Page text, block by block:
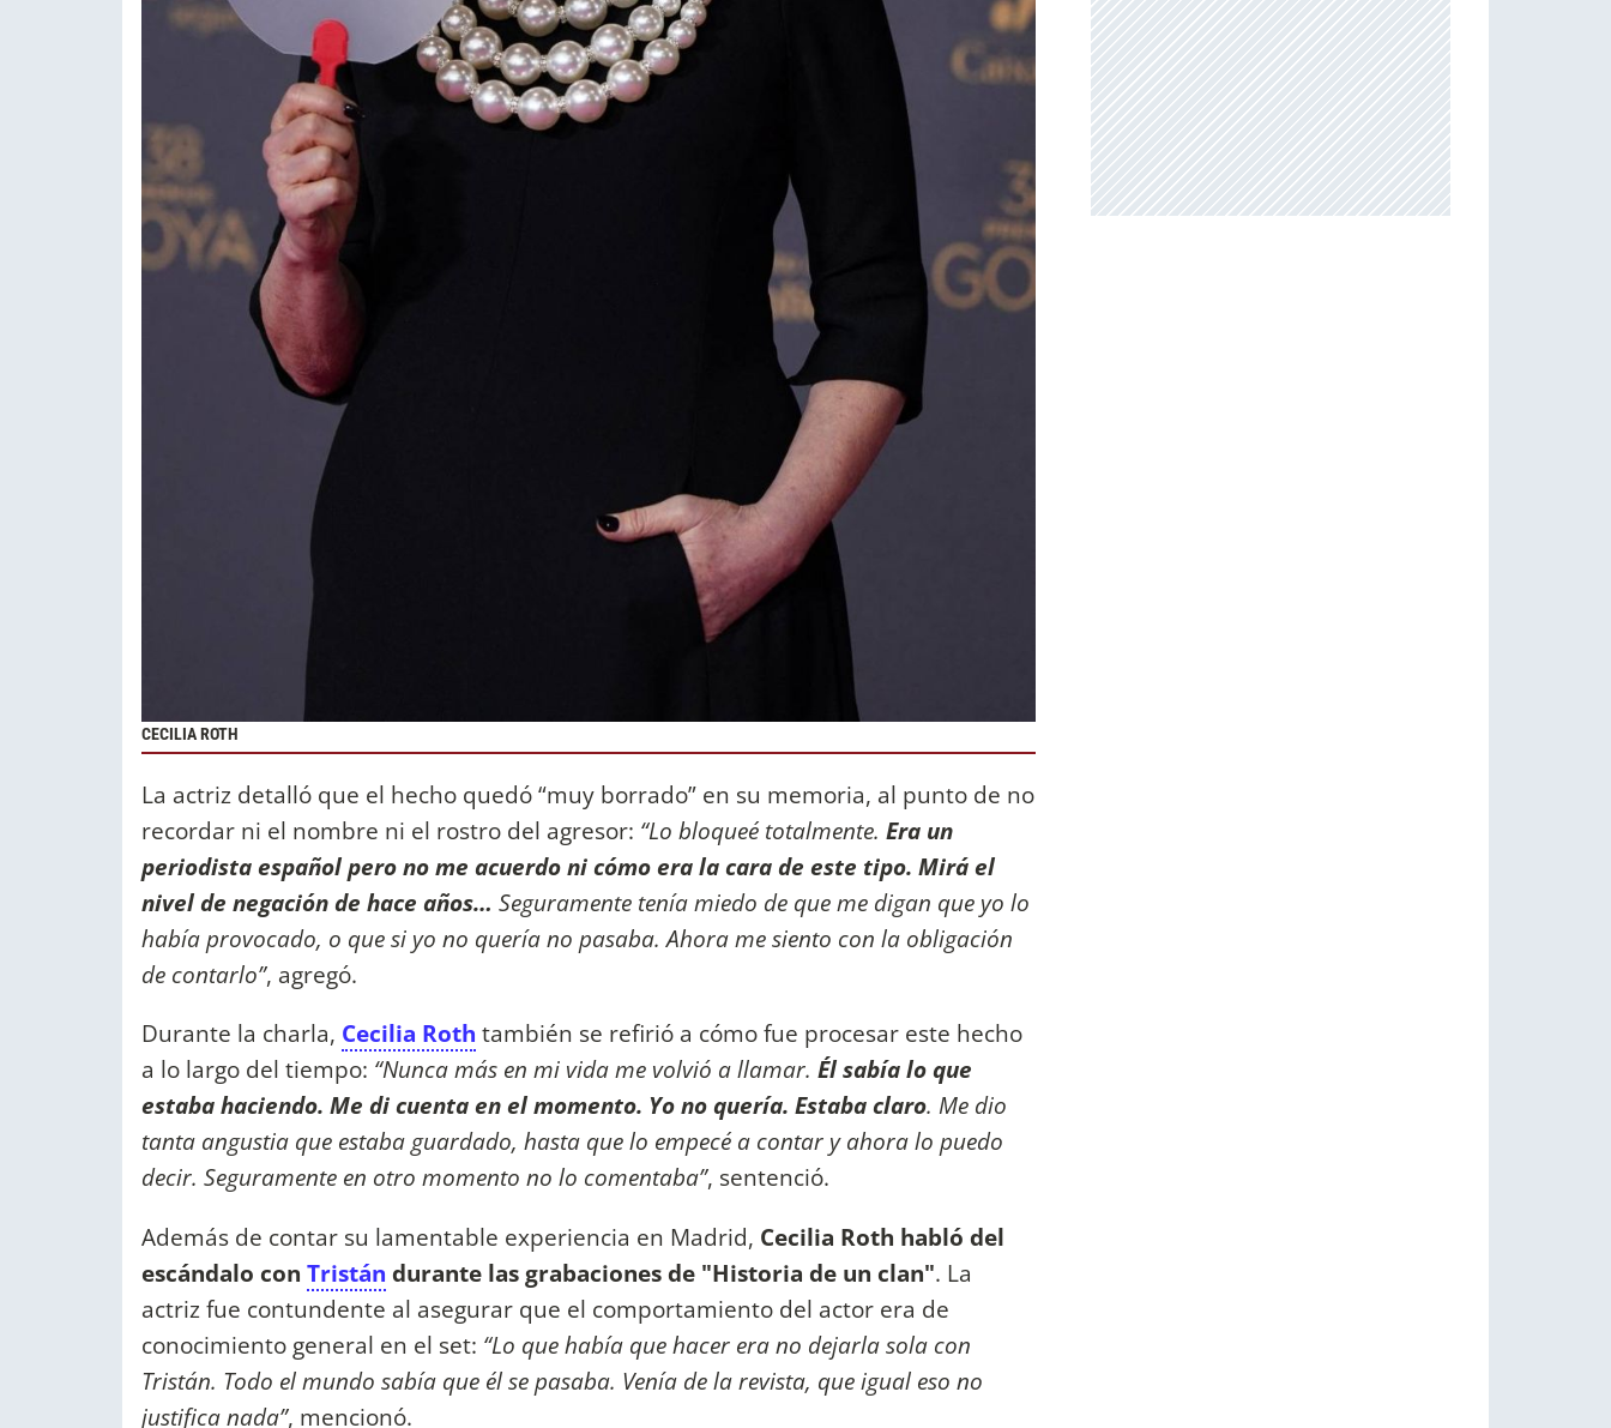
CECILIA ROTH
La actriz detalló que el hecho quedó “muy borrado” en su memoria, al punto de no
recordar ni el nombre ni el rostro del agresor: “Lo bloqueé totalmente. Era un
periodista español pero no me acuerdo ni cómo era la cara de este tipo. Mirá el
nivel de negación de hace años… Seguramente tenía miedo de que me digan que yo lo
había provocado, o que si yo no quería no pasaba. Ahora me siento con la obligación
de contarlo”, agregó.
Durante la charla, Cecilia Roth también se refirió a cómo fue procesar este hecho
a lo largo del tiempo: “Nunca más en mi vida me volvió a llamar. Él sabía lo que
estaba haciendo. Me di cuenta en el momento. Yo no quería. Estaba claro. Me dio
tanta angustia que estaba guardado, hasta que lo empecé a contar y ahora lo puedo
decir. Seguramente en otro momento no lo comentaba”, sentenció.
Además de contar su lamentable experiencia en Madrid, Cecilia Roth habló del
escándalo con Tristán durante las grabaciones de "Historia de un clan". La
actriz fue contundente al asegurar que el comportamiento del actor era de
conocimiento general en el set: “Lo que había que hacer era no dejarla sola con
Tristán. Todo el mundo sabía que él se pasaba. Venía de la revista, que igual eso no
justifica nada”, mencionó.